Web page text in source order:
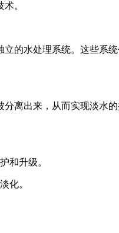
。
的水处理系统。这些系统
离出来，从而实现淡水
和升级。
化。